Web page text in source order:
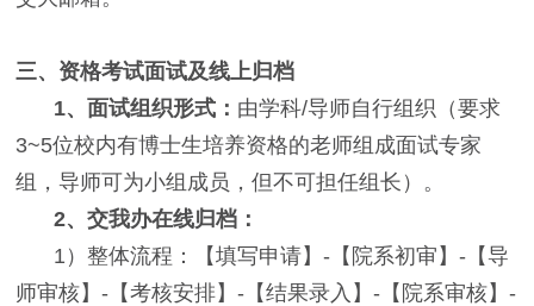
三、资格考试面试及线上归档
1、面试组织形式： 由学科/导师自行组织（要求
3~5位校内有博士生培养资格的老师组成面试专家
组，导师可为小组成员，但不可担任组长）。
2、交我办在线归档：
1）整体流程：【填写申请】-【院系初审】-【导
师审核】-【考核安排】-【结果录入】-【院系审核】-